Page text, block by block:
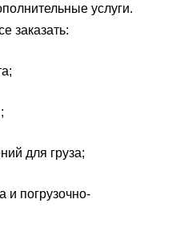
услуги.
заказать:
для груза;
погрузочно-